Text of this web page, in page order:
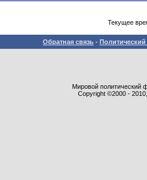
Текущее
Обратная связь -
Мировой политический
Copyright ©2000 -